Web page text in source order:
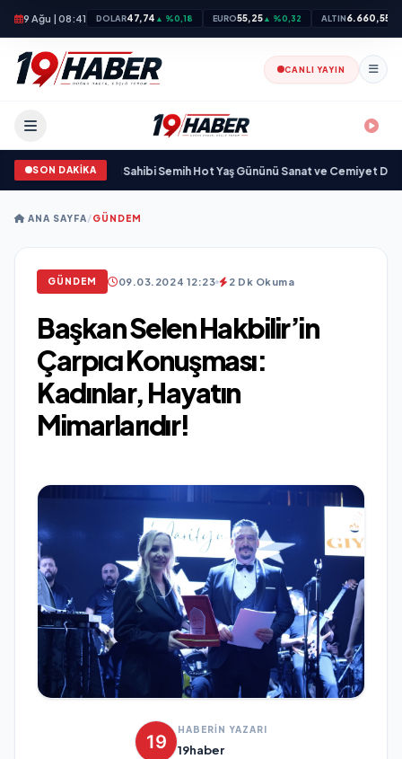
9 Ağu | 08:41 DOLAR47,74 ▲ %0,18 EURO55,25▲ %0,32 ALTIN6.660,55
CANLI YAYIN
SON DAKİKA
Svadba Zincirleri Sahibi Semih Hot Yaş Gününü Sanat ve Cemiyet
ANA SAYFA/GÜNDEM
GÜNDEM 09.03.2024 12:23 2 Dk Okuma
Başkan Selen Hakbilir’in
Çarpıcı Konuşması:
Kadınlar, Hayatın
Mimarlarıdır!
HABERİN YAZARI
19haber